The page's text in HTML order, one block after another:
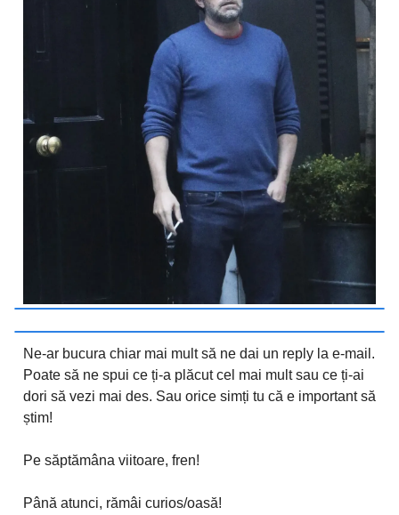
Ne-ar bucura chiar mai mult să ne dai un reply la e-mail.
Poate să ne spui ce ți-a plăcut cel mai mult sau ce ți-ai
dori să vezi mai des. Sau orice simți tu că e important să
știm!
Pe săptămâna viitoare, fren!
Până atunci, rămâi curios/oasă!